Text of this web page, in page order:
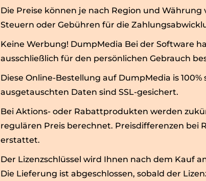
Die Preise können je nach Region und
Steuern oder Gebühren für die
Keine Werbung! DumpMedia Bei der Software
ausschließlich für den persönlichen Gebrauch
Diese Online-Bestellung auf DumpMedia is
ausgetauschten Daten sind SSL-gesichert.
Bei Aktions- oder Rabattprodukten werden
regulären Preis berechnet. Preisdifferenzen
erstattet.
Der Lizenzschlüssel wird Ihnen nach dem Kauf
Die Lieferung ist abgeschlossen, sobald der